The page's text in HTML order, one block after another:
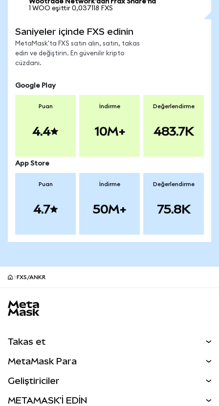
Wootrade Network'dan Frax Share'na
1 WOO eşittir 0,037118 FXS
Saniyeler içinde FXS edinin
MetaMask'ta FXS satın alın, satın, takas
edin ve değiştirin. En güvenilir kripto
cüzdanı.
Google Play
Puan
4.4
İndirme
10M+
Değerlendirme
483.7K
App Store
Puan
4.7
İndirme
50M+
Değerlendirme
75.8K
FXS/ANKR
Takas et
Perps
MetaMask Para
Geliştiriciler
METAMASK'İ EDİN